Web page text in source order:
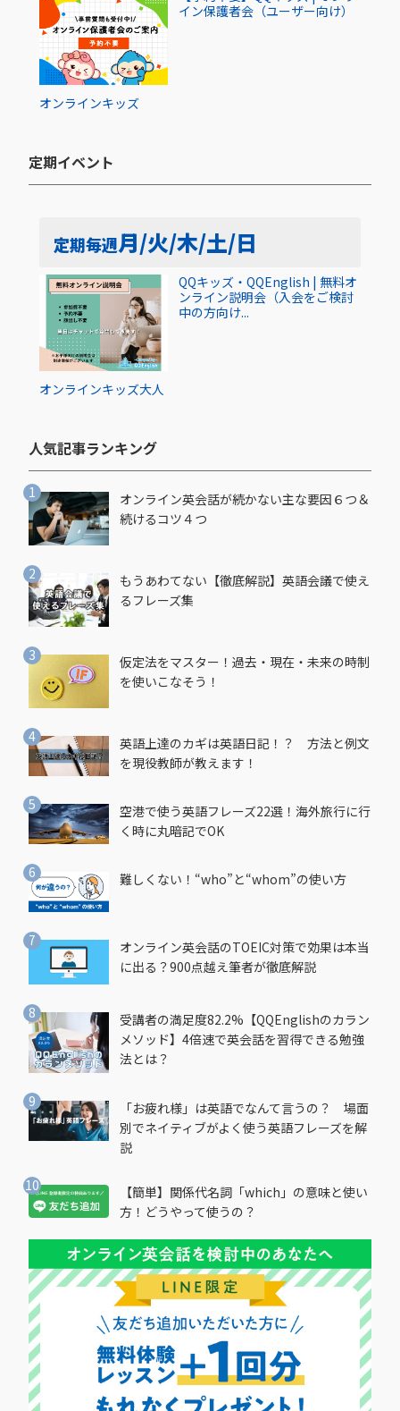
オンラインキッズ
イン保護者会（ユーザー向け）
定期イベント​
定期毎週月/火/木/土/日
オンラインキッズ大人
QQキッズ・QQEnglish | 無料オ
ンライン説明会（入会をご検討
中の方向け...
人気記事ランキング​
オンライン英会話が続かない主な要因６つ＆
続けるコツ４つ
もうあわてない【徹底解説】英語会議で使え
るフレーズ集
仮定法をマスター！過去・現在・未来の時制
を使いこなそう！
英語上達のカギは英語日記！？ 方法と例文
を現役教師が教えます！
空港で使う英語フレーズ22選！海外旅行に行
く時に丸暗記でOK
難しくない！“who”と“whom”の使い方
オンライン英会話のTOEIC対策で効果は本当
に出る？900点越え筆者が徹底解説
受講者の満足度82.2%【QQEnglishのカラン
メソッド】4倍速で英会話を習得できる勉強
法とは？
「お疲れ様」は英語でなんて言うの？ 場面
別でネイティブがよく使う英語フレーズを解
説
【簡単】関係代名詞「which」の意味と使い
方！どうやって使うの？